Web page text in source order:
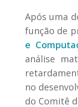
Após uma
função de
e
análise
no
do Comitê